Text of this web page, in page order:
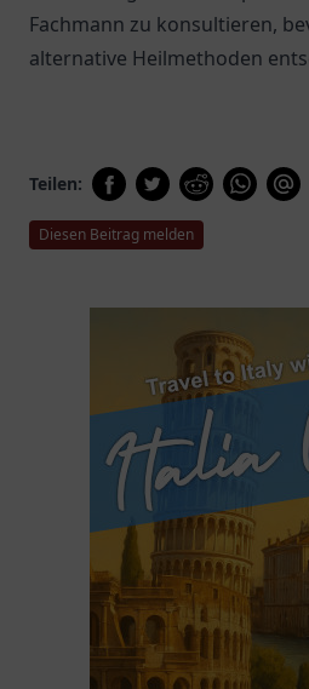
Fachmann zu konsultieren,
alternative Heilmethoden
Teilen:
Diesen Beitrag melden